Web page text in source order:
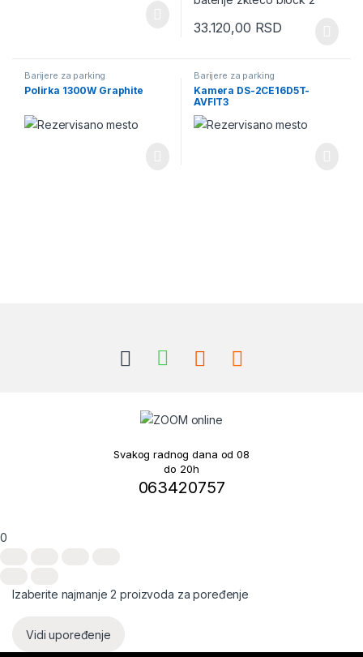
33.120,00 RSD
Barijere za parking
Polirka 1300W Graphite
Barijere za parking
Kamera DS-2CE16D5T-
AVFIT3
Svakog radnog dana od 08
do 20h
063420757
0
Izaberite najmanje 2 proizvoda za poređenje
Vidi upoređenje